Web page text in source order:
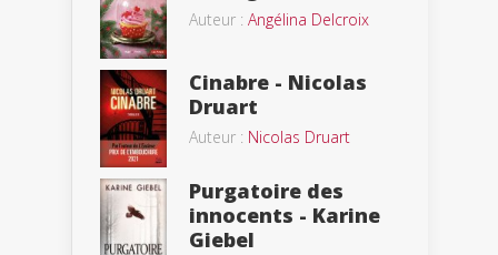
Auteur : Angélina Delcroix
Cinabre - Nicolas
Druart
Auteur : Nicolas Druart
Purgatoire des
innocents - Karine
Giebel